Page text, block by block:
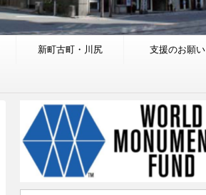
新町古町・川尻 支援のお願い